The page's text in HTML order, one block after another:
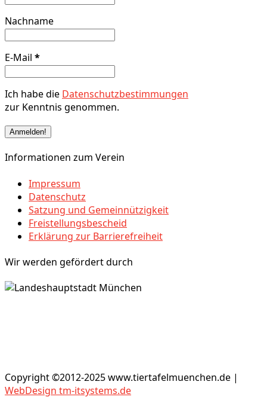
Nachname
E-Mail *
Ich habe die Datenschutzbestimmungen
zur Kenntnis genommen.
Informationen zum Verein
Impressum
Datenschutz
Satzung und Gemeinnützigkeit
Freistellungsbescheid
Erklärung zur Barrierefreiheit
Wir werden gefördert durch
Copyright ©2012-2025 www.tiertafelmuenchen.de |
WebDesign tm-itsystems.de